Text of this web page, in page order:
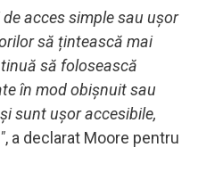
acces simple sau ușor
să țintească mai
să folosească
în mod obișnuit sau
sunt ușor accesibile,
, a declarat Moore pentru